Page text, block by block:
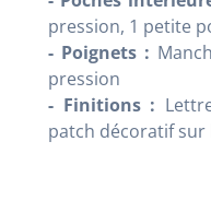
pression, 1 petite
- Poignets :
pression
- Finitions :
patch décoratif sur